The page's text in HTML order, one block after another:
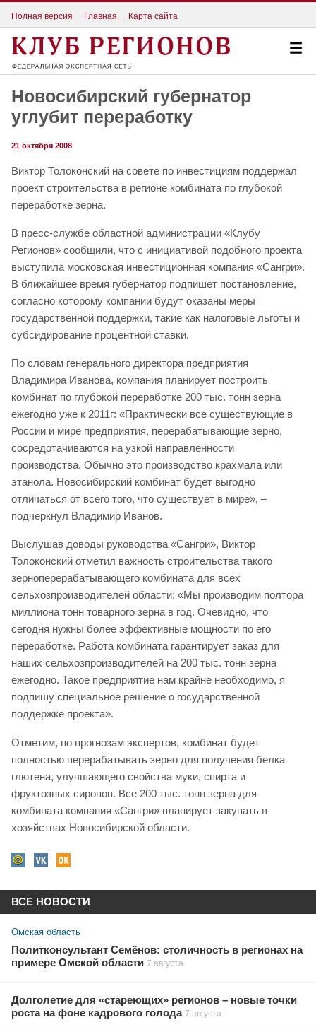
Полная версия Главная Карта сайта
Новосибирский губернатор
углубит переработку
21 октября 2008
Виктор Толоконский на совете по инвестициям поддержал
проект строительства в регионе комбината по глубокой
переработке зерна.
В пресс-службе областной администрации «Клубу
Регионов» сообщили, что с инициативой подобного проекта
выступила московская инвестиционная компания «Сангри».
В ближайшее время губернатор подпишет постановление,
согласно которому компании будут оказаны меры
государственной поддержки, такие как налоговые льготы и
субсидирование процентной ставки.
По словам генерального директора предприятия
Владимира Иванова, компания планирует построить
комбинат по глубокой переработке 200 тыс. тонн зерна
ежегодно уже к 2011г: «Практически все существующие в
России и мире предприятия, перерабатывающие зерно,
сосредотачиваются на узкой направленности
производства. Обычно это производство крахмала или
этанола. Новосибирский комбинат будет выгодно
отличаться от всего того, что существует в мире», –
подчеркнул Владимир Иванов.
Выслушав доводы руководства «Сангри», Виктор
Толоконский отметил важность строительства такого
зерноперерабатывающего комбината для всех
сельхозпроизводителей области: «Мы производим полтора
миллиона тонн товарного зерна в год. Очевидно, что
сегодня нужны более эффективные мощности по его
переработке. Работа комбината гарантирует заказ для
наших сельхозпроизводителей на 200 тыс. тонн зерна
ежегодно. Такое предприятие нам крайне необходимо, я
подпишу специальное решение о государственной
поддержке проекта».
Отметим, по прогнозам экспертов, комбинат будет
полностью перерабатывать зерно для получения белка
глютена, улучшающего свойства муки, спирта и
фруктозных сиропов. Все 200 тыс. тонн зерна для
комбината компания «Сангри» планирует закупать в
хозяйствах Новосибирской области.
ВСЕ НОВОСТИ
Омская область
Политконсультант Семёнов: столичность в регионах на
примере Омской области 7 августа
Долголетие для «стареющих» регионов – новые точки
роста на фоне кадрового голода 7 августа